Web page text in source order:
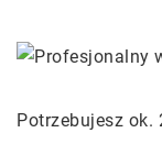
Potrzebujesz ok.